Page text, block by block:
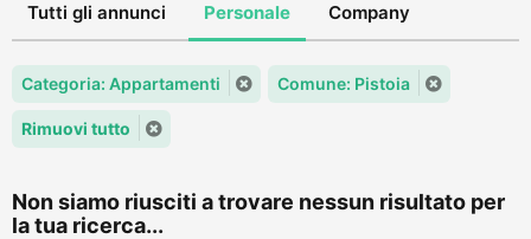
Tutti gli annunci Personale Company
Categoria: Appartamenti Comune: Pistoia
Rimuovi tutto
Non siamo riusciti a trovare nessun risultato per
la tua ricerca...